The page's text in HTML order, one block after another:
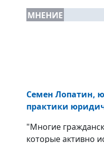
МНЕНИЕ
Семен Лопатин,
практики
"Многие
которые активно